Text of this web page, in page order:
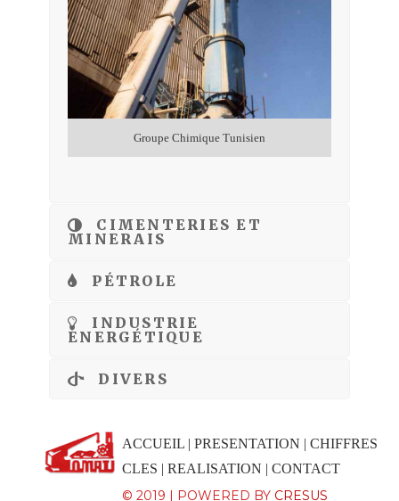
Groupe Chimique Tunisien
CIMENTERIES ET
MINERAIS
PÉTROLE
INDUSTRIE
ENERGÉTIQUE
DIVERS
ACCUEIL | PRESENTATION | CHIFFRES
CLES | REALISATION | CONTACT
© 2019 | POWERED BY CRESUS